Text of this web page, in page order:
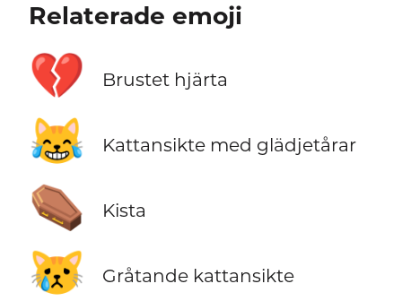
Relaterade emoji
💔 Brustet hjärta
😹 Kattansikte med glädjetårar
⚰️ Kista
😿 Gråtande kattansikte